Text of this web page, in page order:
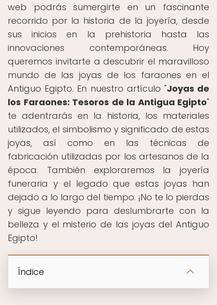
web podrás sumergirte en un fascinante
recorrido por la historia de la joyería, desde
sus inicios en la prehistoria hasta las
innovaciones contemporáneas. Hoy
queremos invitarte a descubrir el maravilloso
mundo de las joyas de los faraones en el
Antiguo Egipto. En nuestro artículo "Joyas de
los Faraones: Tesoros de la Antigua Egipto"
te adentrarás en la historia, los materiales
utilizados, el simbolismo y significado de estas
joyas, así como en las técnicas de
fabricación utilizadas por los artesanos de la
época. También exploraremos la joyería
funeraria y el legado que estas joyas han
dejado a lo largo del tiempo. ¡No te lo pierdas
y sigue leyendo para deslumbrarte con la
belleza y el misterio de las joyas del Antiguo
Egipto!
Índice